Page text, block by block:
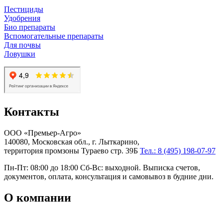
Пестициды
Удобрения
Био препараты
Вспомогательные препараты
Для почвы
Ловушки
Контакты
ООО «Премьер-Агро»
140080, Московская обл., г. Лыткарино,
территория промзоны Тураево стр. 39Б Тел.: 8 (495) 198-07-97
Пн-Пт: 08:00 до 18:00 Сб-Вс: выходной. Выписка счетов,
документов, оплата, консультация и самовывоз в будние дни.
О компании